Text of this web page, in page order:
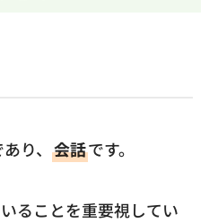
り、 会話です。
ることを重要視してい